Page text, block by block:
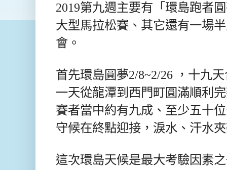
2019第九週主要有「 環島跑者
大型馬拉松賽、其它還有一場
會。
首先環島圓夢2/8~2/26 ，十九
一天從龍潭到西門町圓滿順利
賽者當中約有九成、至少五十
守候在終點迎接，淚水、汗水
這次環島天候是最大考驗因素